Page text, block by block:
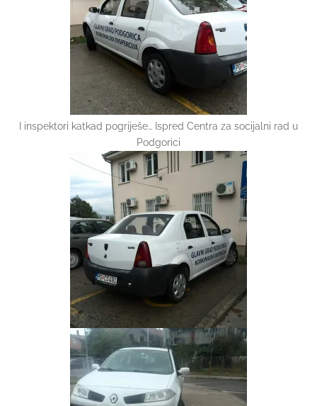
I inspektori katkad pogriješe… Ispred Centra za socijalni rad u
Podgorici